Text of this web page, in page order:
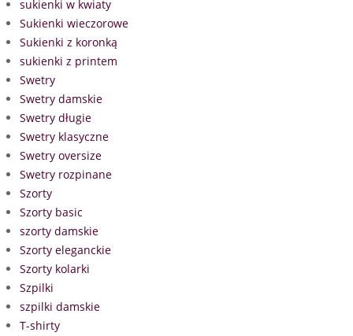
sukienki w kwiaty
Sukienki wieczorowe
Sukienki z koronką
sukienki z printem
Swetry
Swetry damskie
Swetry długie
Swetry klasyczne
Swetry oversize
Swetry rozpinane
Szorty
Szorty basic
szorty damskie
Szorty eleganckie
Szorty kolarki
Szpilki
szpilki damskie
T-shirty